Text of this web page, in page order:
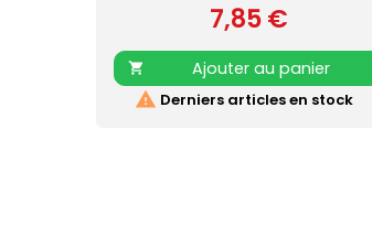
surpiqûre couleur Collier doublé de
mousse surpiquée pour davantage
de confort Nylon ultra-résistant
Boucle laquée noire Couleur
acidulée qui soulignera tout type de
Prix
7,85 €

Ajouter au panier
 Derniers articles en stock